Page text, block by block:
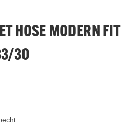
HOSE MODERN FIT
30